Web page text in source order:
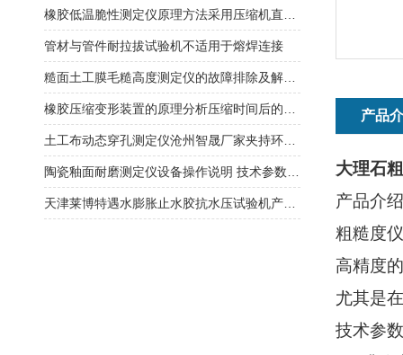
产品
大理石
产品介绍
粗糙度
高精度
尤其是
技术参
管材与管件耐拉拔试验机不适用于熔焊连接